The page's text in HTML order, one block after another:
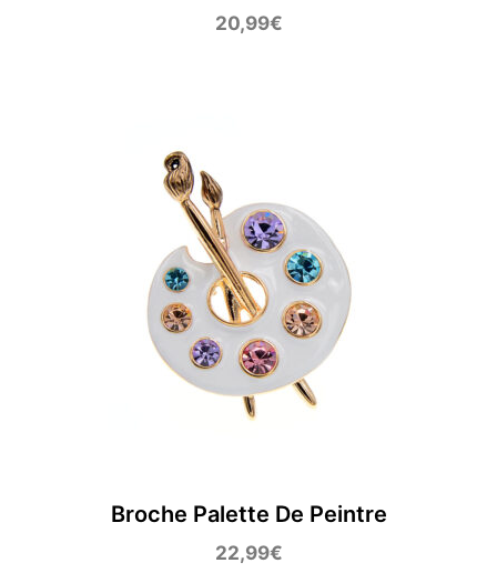
20,99€
Broche Palette De Peintre
22,99€